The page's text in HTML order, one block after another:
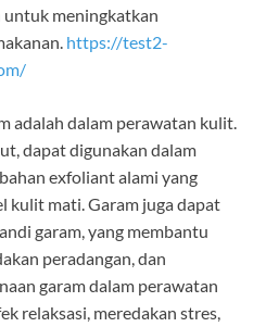
untuk meningkatkan
https://test2-
adalah dalam perawatan kulit.
dapat digunakan dalam
exfoliant alami yang
kulit mati. Garam juga dapat
garam, yang membantu
peradangan, dan
garam dalam perawatan
relaksasi, meredakan stres,